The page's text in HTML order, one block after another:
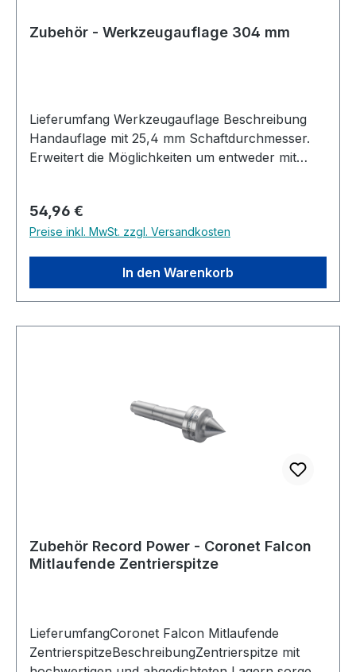
Zubehör - Werkzeugauflage 304 mm
Lieferumfang Werkzeugauflage Beschreibung
Handauflage mit 25,4 mm Schaftdurchmesser.
Erweitert die Möglichkeiten um entweder mit
größeren Werkstücken ohne Absetzen und
Verstellen der Handauflage in einem Arbeitsgang
zu arbeiten. Passend auf alle Premium Modelle
von Record Power wie DML320, CL3, CL4, Maxi,
Coronet Herald und weitere.
Regulärer Preis:
54,96 €
Preise inkl. MwSt. zzgl. Versandkosten
In den Warenkorb
Zubehör Record Power - Coronet Falcon
Mitlaufende Zentrierspitze
LieferumfangCoronet Falcon Mitlaufende
ZentrierspitzeBeschreibungZentrierspitze mit